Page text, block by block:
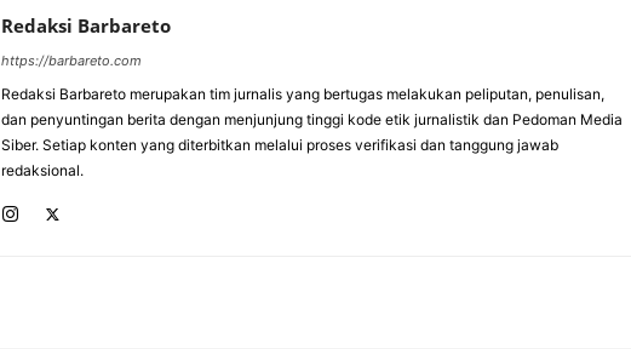
Redaksi Barbareto
https://barbareto.com
Redaksi Barbareto merupakan tim jurnalis yang bertugas melakukan peliputan, penulisan,
dan penyuntingan berita dengan menjunjung tinggi kode etik jurnalistik dan Pedoman Media
Siber. Setiap konten yang diterbitkan melalui proses verifikasi dan tanggung jawab
redaksional.